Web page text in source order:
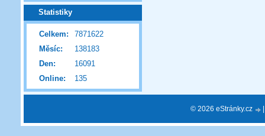
Statistiky
Online: 135
Celkem:
7871622
Měsíc:
138183
Den:
16091
© 2026 eStránky.cz